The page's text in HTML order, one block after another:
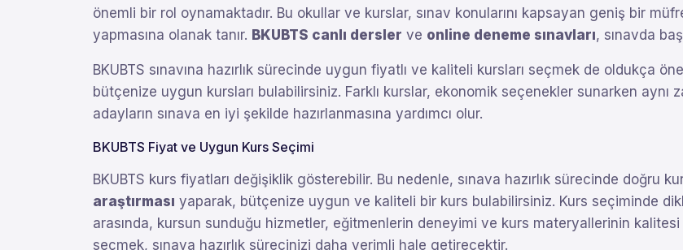
önemli bir rol oynamaktadır. Bu okullar ve kurslar, sınav konularını kapsayan geniş bir
yapmasına olanak tanır. BKUBTS canlı dersler ve online deneme sınavları, sınavda
BKUBTS sınavına hazırlık sürecinde uygun fiyatlı ve kaliteli kursları seçmek de oldukça
bütçenize uygun kursları bulabilirsiniz. Farklı kurslar, ekonomik seçenekler sunarken
adayların sınava en iyi şekilde hazırlanmasına yardımcı olur.
BKUBTS Fiyat ve Uygun Kurs Seçimi
BKUBTS kurs fiyatları değişiklik gösterebilir. Bu nedenle, sınava hazırlık sürecinde doğru
araştırması yaparak, bütçenize uygun ve kaliteli bir kurs bulabilirsiniz. Kurs seçiminde
arasında, kursun sunduğu hizmetler, eğitmenlerin deneyimi ve kurs materyallerinin
seçmek, sınava hazırlık sürecinizi daha verimli hale getirecektir.